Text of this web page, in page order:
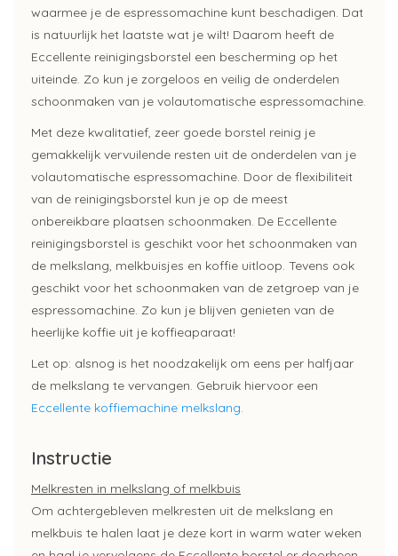
waarmee je de espressomachine kunt beschadigen. Dat
is natuurlijk het laatste wat je wilt! Daarom heeft de
Eccellente reinigingsborstel een bescherming op het
uiteinde. Zo kun je zorgeloos en veilig de onderdelen
schoonmaken van je volautomatische espressomachine.
Met deze kwalitatief, zeer goede borstel reinig je
gemakkelijk vervuilende resten uit de onderdelen van je
volautomatische espressomachine. Door de flexibiliteit
van de reinigingsborstel kun je op de meest
onbereikbare plaatsen schoonmaken. De Eccellente
reinigingsborstel is geschikt voor het schoonmaken van
de melkslang, melkbuisjes en koffie uitloop. Tevens ook
geschikt voor het schoonmaken van de zetgroep van je
espressomachine. Zo kun je blijven genieten van de
heerlijke koffie uit je koffieaparaat!
Let op: alsnog is het noodzakelijk om eens per halfjaar
de melkslang te vervangen. Gebruik hiervoor een
Eccellente koffiemachine melkslang.
Instructie
Melkresten in melkslang of melkbuis
Om achtergebleven melkresten uit de melkslang en
melkbuis te halen laat je deze kort in warm water weken